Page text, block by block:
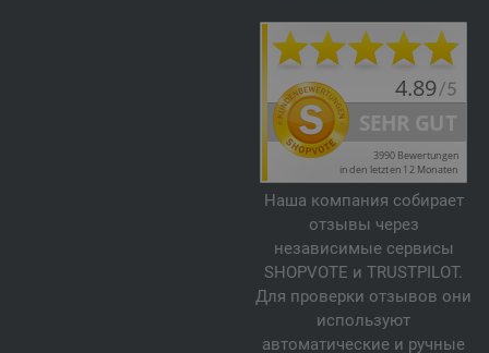
Наша компания собирает
отзывы через
независимые сервисы
SHOPVOTE и TRUSTPILOT.
Для проверки отзывов они
используют
автоматические и ручные